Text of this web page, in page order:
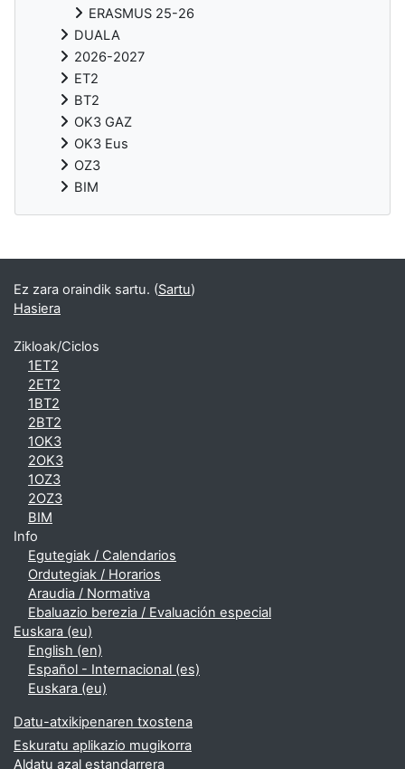
ERASMUS 25-26
DUALA
2026-2027
ET2
BT2
OK3 GAZ
OK3 Eus
OZ3
BIM
Bloke gehigarriak
Ez zara oraindik sartu. (Sartu)
Hasiera
Zikloak/Ciclos
1ET2
2ET2
1BT2
2BT2
1OK3
2OK3
1OZ3
2OZ3
BIM
Info
Egutegiak / Calendarios
Ordutegiak / Horarios
Araudia / Normativa
Ebaluazio berezia / Evaluación especial
Euskara ‎(eu)‎
English ‎(en)‎
Español - Internacional ‎(es)‎
Euskara ‎(eu)‎
Datu-atxikipenaren txostena
Eskuratu aplikazio mugikorra
Aldatu azal estandarrera